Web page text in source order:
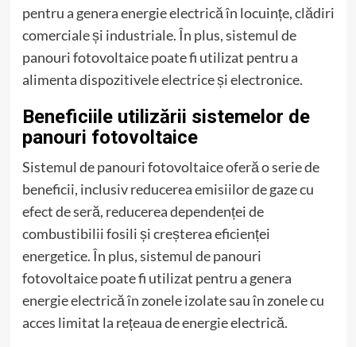
pentru a genera energie electrică în locuințe, clădiri
comerciale și industriale. În plus, sistemul de
panouri fotovoltaice poate fi utilizat pentru a
alimenta dispozitivele electrice și electronice.
Beneficiile utilizării sistemelor de
panouri fotovoltaice
Sistemul de panouri fotovoltaice oferă o serie de
beneficii, inclusiv reducerea emisiilor de gaze cu
efect de seră, reducerea dependenței de
combustibilii fosili și creșterea eficienței
energetice. În plus, sistemul de panouri
fotovoltaice poate fi utilizat pentru a genera
energie electrică în zonele izolate sau în zonele cu
acces limitat la rețeaua de energie electrică.